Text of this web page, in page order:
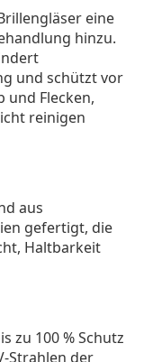
eine
hinzu.
und schützt vor
und Flecken,
reinigen
aus
gefertigt, die
Haltbarkeit
zu 100 % Schutz
Strahlen der